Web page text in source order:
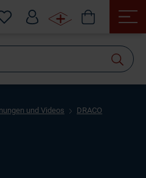
und Videos
DRACO
suchen